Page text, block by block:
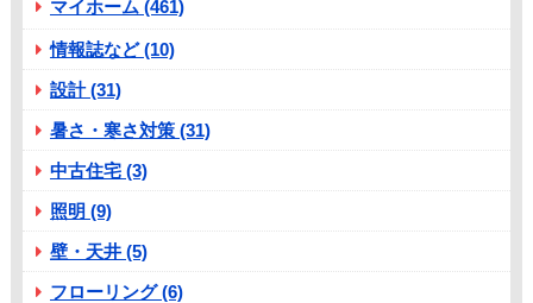
マイホーム (461)
情報誌など (10)
設計 (31)
暑さ・寒さ対策 (31)
中古住宅 (3)
照明 (9)
壁・天井 (5)
フローリング (6)